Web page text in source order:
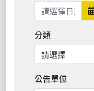
分類
公告單位